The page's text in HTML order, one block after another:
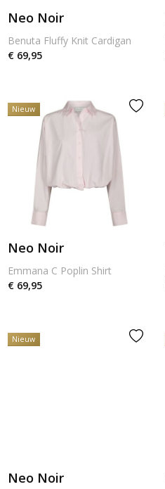
Neo Noir
Benuta Fluffy Knit Cardigan
€ 69,95
Nieuw
Neo Noir
Emmana C Poplin Shirt
€ 69,95
Nieuw
Neo Noir